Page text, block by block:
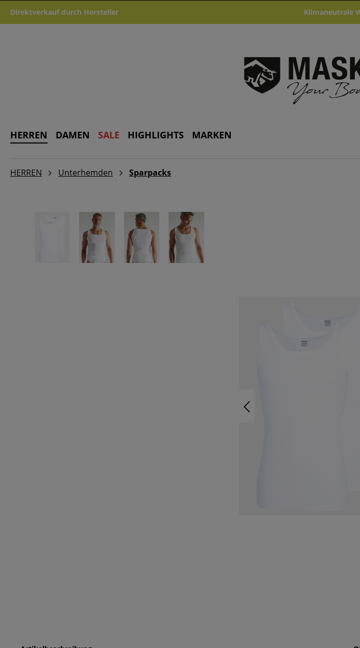
Hauptinhalt springen
Zur Suche springen
Zur Hauptnavigation springen
Direktverkauf durch Hersteller Klimaneutrale
HERREN DAMEN SALE HIGHLIGHTS MARKEN
HERREN Unterhemden Sparpacks